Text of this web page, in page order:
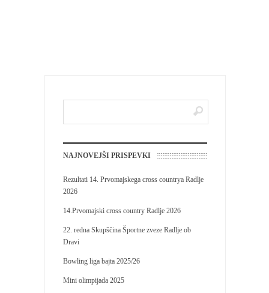
NAJNOVEJŠI PRISPEVKI
Rezultati 14. Prvomajskega cross countrya Radlje
2026
14.Prvomajski cross country Radlje 2026
22. redna Skupščina Športne zveze Radlje ob
Dravi
Bowling liga bajta 2025/26
Mini olimpijada 2025